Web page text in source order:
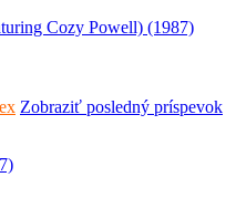
Cozy Powell) (1987)
Zobraziť posledný príspevok